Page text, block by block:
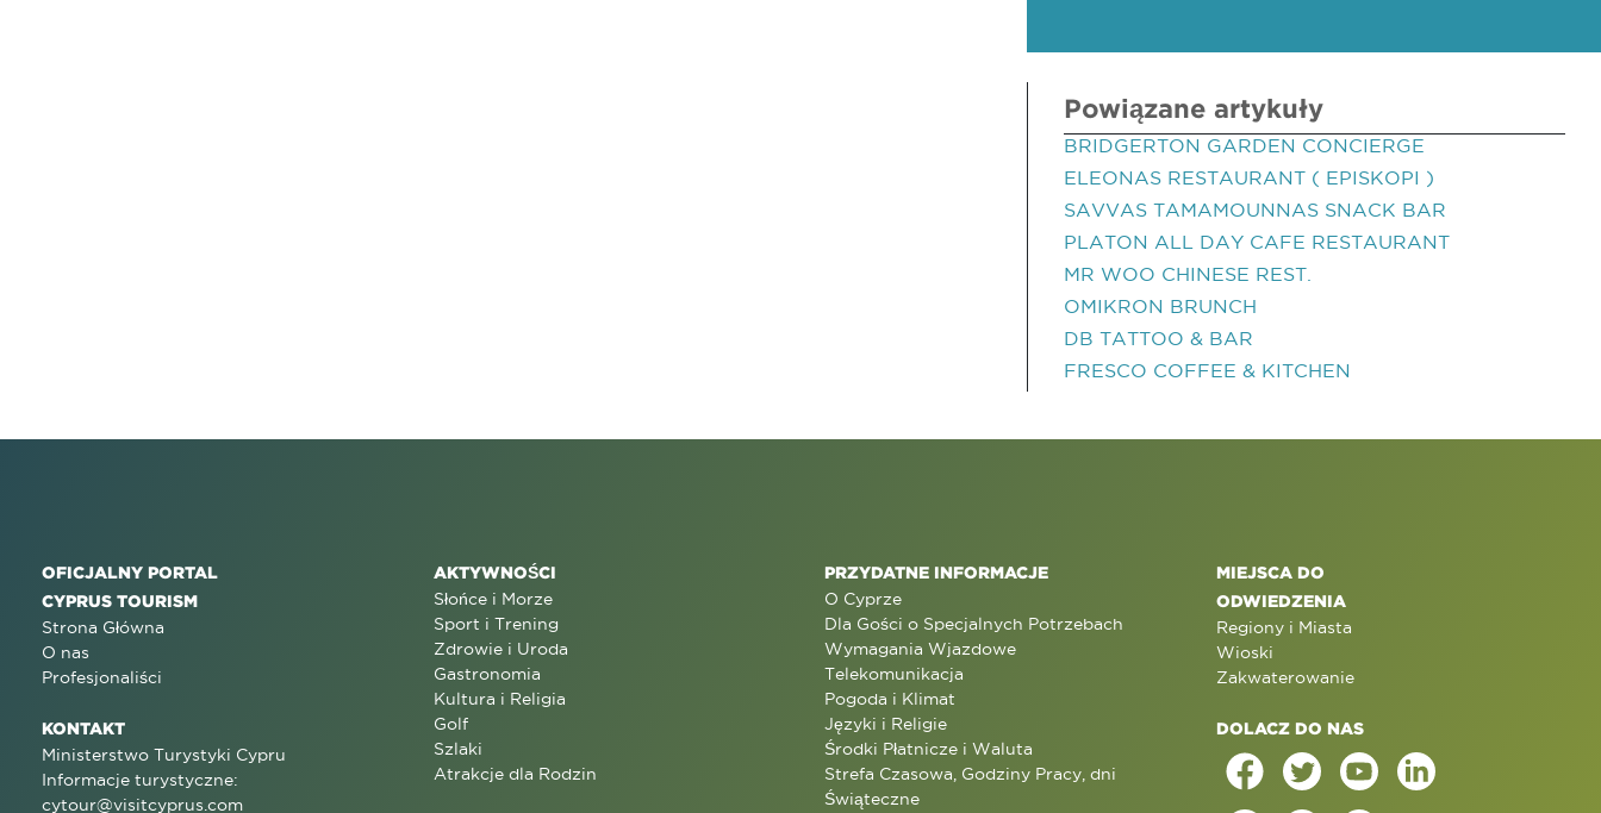
Powiązane artykuły
BRIDGERTON GARDEN CONCIERGE
ELEONAS RESTAURANT ( EPISKOPI )
SAVVAS TAMAMOUNNAS SNACK BAR
PLATON ALL DAY CAFE RESTAURANT
MR WOO CHINESE REST.
OMIKRON BRUNCH
DB TATTOO & BAR
FRESCO COFFEE & KITCHEN
OFICJALNY PORTAL
CYPRUS TOURISM
Strona Główna
O nas
Profesjonaliści
KONTAKT
Ministerstwo Turystyki Cypru
Informacje turystyczne:
cytour@visitcyprus.com
AKTYWNOŚCI
Słońce i Morze
Sport i Trening
Zdrowie i Uroda
Gastronomia
Kultura i Religia
Golf
Szlaki
Atrakcje dla Rodzin
PRZYDATNE INFORMACJE
O Cyprze
Dla Gości o Specjalnych Potrzebach
Wymagania Wjazdowe
Telekomunikacja
Pogoda i Klimat
Języki i Religie
Środki Płatnicze i Waluta
Strefa Czasowa, Godziny Pracy, dni
Świąteczne
MIEJSCA DO
ODWIEDZENIA
Regiony i Miasta
Wioski
Zakwaterowanie
DOLACZ DO NAS